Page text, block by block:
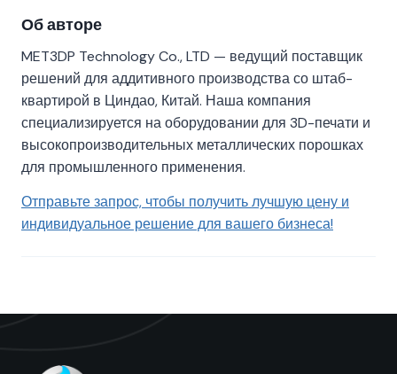
Об авторе
MET3DP Technology Co., LTD — ведущий поставщик
решений для аддитивного производства со штаб-
квартирой в Циндао, Китай. Наша компания
специализируется на оборудовании для 3D-печати и
высокопроизводительных металлических порошках
для промышленного применения.
Отправьте запрос, чтобы получить лучшую цену и
индивидуальное решение для вашего бизнеса!